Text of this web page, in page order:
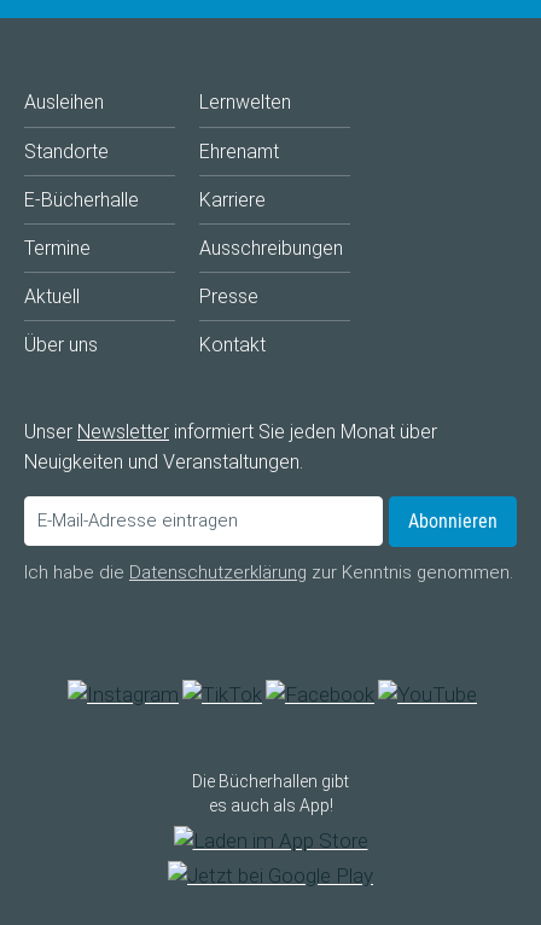
Ausleihen
Standorte
E-Bücherhalle
Termine
Aktuell
Über uns
Lernwelten
Ehrenamt
Karriere
Ausschreibungen
Presse
Kontakt
Unser Newsletter informiert Sie jeden Monat über
Neuigkeiten und Veranstaltungen.
Abonnieren
Ich habe die Datenschutzerklärung zur Kenntnis genommen.
Die Bücherhallen gibt
es auch als App!